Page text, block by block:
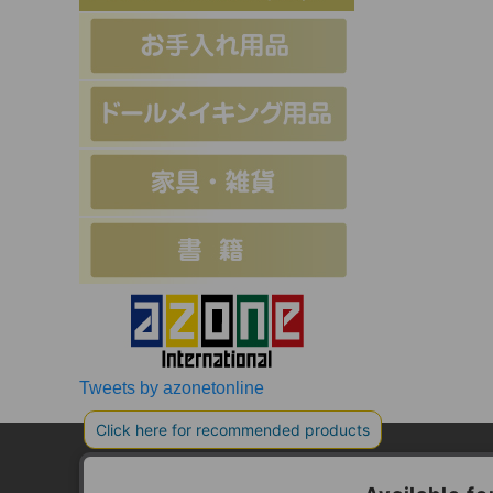
Tweets by azonetonline
お支払方法について